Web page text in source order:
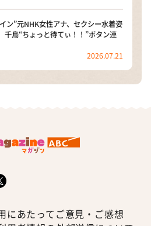
ン”元NHK女性アナ、セクシー水着姿
千鳥“ちょっと待てぃ！！”ボタン連
2026.07.21
にあたって ご意見・ご感想